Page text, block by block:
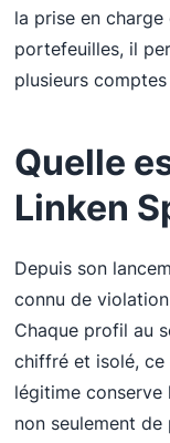
la prise en
portefeuilles, il
plusieurs
Quelle
Linken
Depuis son
connu de
Chaque profil au
chiffré et isolé,
légitime conserve
non seulement